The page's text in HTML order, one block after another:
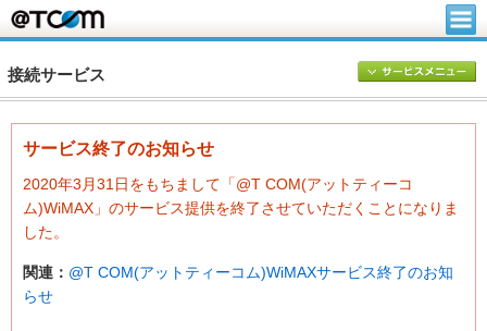
接続サービス
サービス終了のお知らせ
2020年3月31日をもちまして「@T COM(アットティーコ
ム)WiMAX」のサービス提供を終了させていただくことになりま
した。
関連： @T COM(アットティーコム)WiMAXサービス終了のお知
らせ